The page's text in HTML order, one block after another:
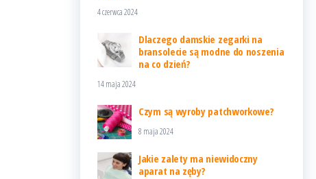
4 czerwca 2024
Dlaczego damskie zegarki na
bransolecie są modne do noszenia
na co dzień?
14 maja 2024
Czym są wyroby patchworkowe?
8 maja 2024
Jakie zalety ma niewidoczny
aparat na zęby?